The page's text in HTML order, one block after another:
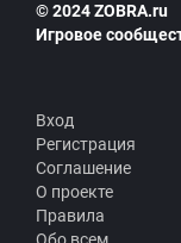
© 2024 ZOBRA.ru
Игровое
Вход
Регистрация
Соглашение
О проекте
Правила